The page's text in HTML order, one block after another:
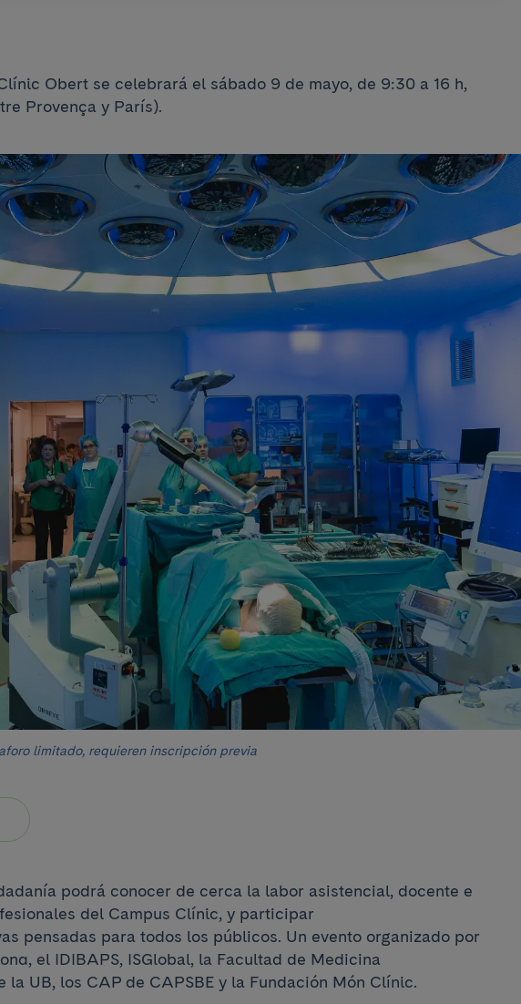
Obert se celebrará el sábado 9 de mayo, de 9:30 a 16 h,
Provença y París).
limitado, requieren inscripción previa
podrá conocer de cerca la labor asistencial, docente e
del Campus Clínic, y participar
pensadas para todos los públicos. Un evento organizado por
el IDIBAPS, ISGlobal, la Facultad de Medicina
la UB, los CAP de CAPSBE y la Fundación Món Clínic.